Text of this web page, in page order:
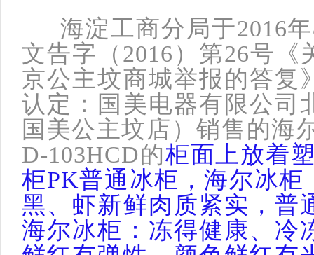
海淀工商分局于2016年
文告字（2016）第26号
京公主坟商城举报的答复
认定：国美电器有限公司
国美公主坟店）销售的海
D-103HCD的柜面上放着
柜PK普通冰柜，海尔冰
黑、虾新鲜肉质紧实，普
海尔冰柜：冻得健康、冷